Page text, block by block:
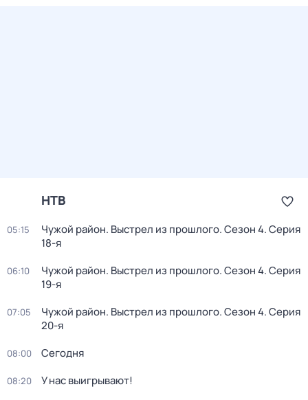
НТВ
05:15 Чужой район. Выстрел из прошлого. Сезон 4. Серия
18-я
06:10 Чужой район. Выстрел из прошлого. Сезон 4. Серия
19-я
07:05 Чужой район. Выстрел из прошлого. Сезон 4. Серия
20-я
08:00 Сегодня
08:20 У нас выигрывают!